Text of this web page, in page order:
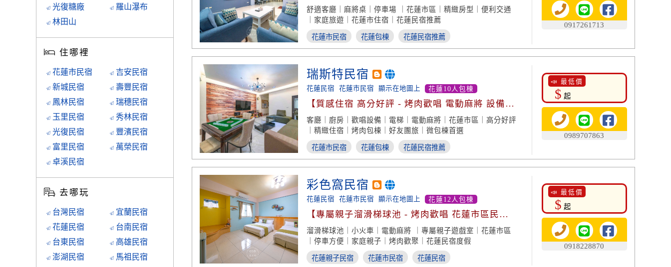
光復糖廠
羅山瀑布
林田山
住哪裡
花蓮市民宿
吉安民宿
新城民宿
壽豐民宿
鳳林民宿
瑞穗民宿
玉里民宿
秀林民宿
光復民宿
豐濱民宿
富里民宿
萬榮民宿
卓溪民宿
去哪玩
台灣民宿
宜蘭民宿
花蓮民宿
台南民宿
台東民宿
高雄民宿
澎湖民宿
馬祖民宿
房型】
舒適客廳｜麻將桌｜停車場 ｜花蓮市區｜精緻房型｜便利交通
｜家庭旅遊｜花蓮市住宿｜花蓮民宿推薦
花蓮市民宿 花蓮包棟 花蓮民宿推薦
0917261713
瑞斯特民宿
花蓮民宿 花蓮市民宿 顯示在地圖上 花蓮10人包棟
【質感住宿 高分好評 - 烤肉歡唱 電動麻將 設備俱
全】
客廳｜廚房｜歡唱設備｜電梯｜電動麻將｜花蓮市區｜高分好評
｜精緻住宿｜烤肉包棟｜好友團旅｜微包棟首選
花蓮市民宿 花蓮包棟 花蓮民宿推薦
📣 最低價
$ 起
0989707863
彩色窩民宿
花蓮民宿 花蓮市民宿 顯示在地圖上 花蓮12人包棟
【專屬親子溜滑梯球池 - 烤肉歡唱 花蓮市區民
宿】
溜滑梯球池｜小火車｜電動麻將 ｜專屬親子遊戲室｜花蓮市區
｜停車方便｜家庭親子｜烤肉歡聚｜花蓮民宿度假
花蓮親子民宿 花蓮市民宿 花蓮民宿
📣 最低價
$ 起
0918228870